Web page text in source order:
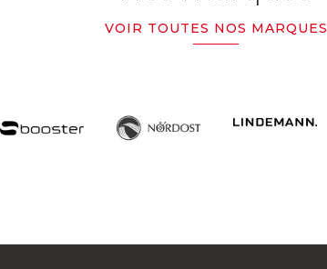
VOIR TOUTES NOS MARQUES